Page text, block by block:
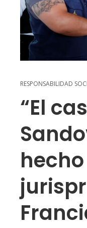
RESPONSABILIDAD
“El